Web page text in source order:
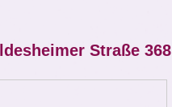
Straße 368